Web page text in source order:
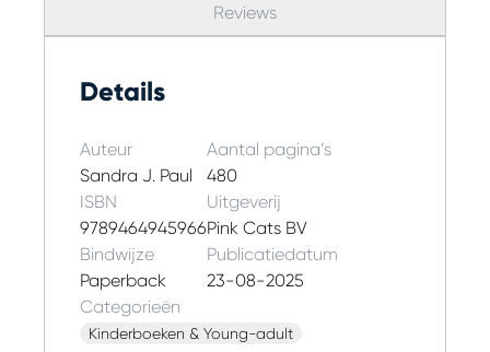
beslist welke versie hij eerst leest en welke hij
gelooft. Of niet.
Reviews
Details
Auteur
Sandra J. Paul
ISBN
9789464945966
Bindwijze
Paperback
Aantal pagina’s
480
Uitgeverij
Pink Cats BV
Publicatiedatum
23-08-2025
Categorieën
Kinderboeken & Young-adult